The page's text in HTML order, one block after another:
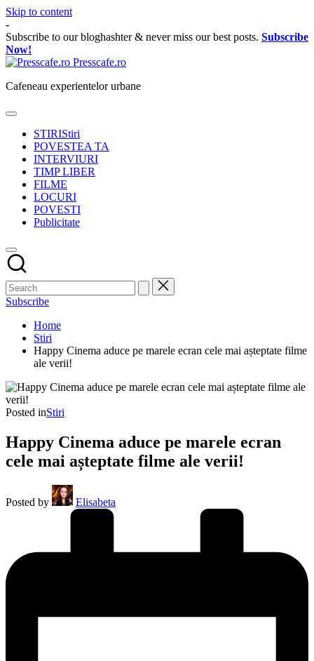
Skip to content
-
Subscribe to our bloghashter & never miss our best posts. Subscribe
Now!
Presscafe.ro
Cafeneau experientelor urbane
STIRIStiri
POVESTEA TA
INTERVIURI
TIMP LIBER
FILME
LOCURI
POVESTI
Publicitate
Subscribe
Home
Stiri
Happy Cinema aduce pe marele ecran cele mai așteptate filme
ale verii!
Posted inStiri
Happy Cinema aduce pe marele ecran
cele mai așteptate filme ale verii!
Posted by Elisabeta